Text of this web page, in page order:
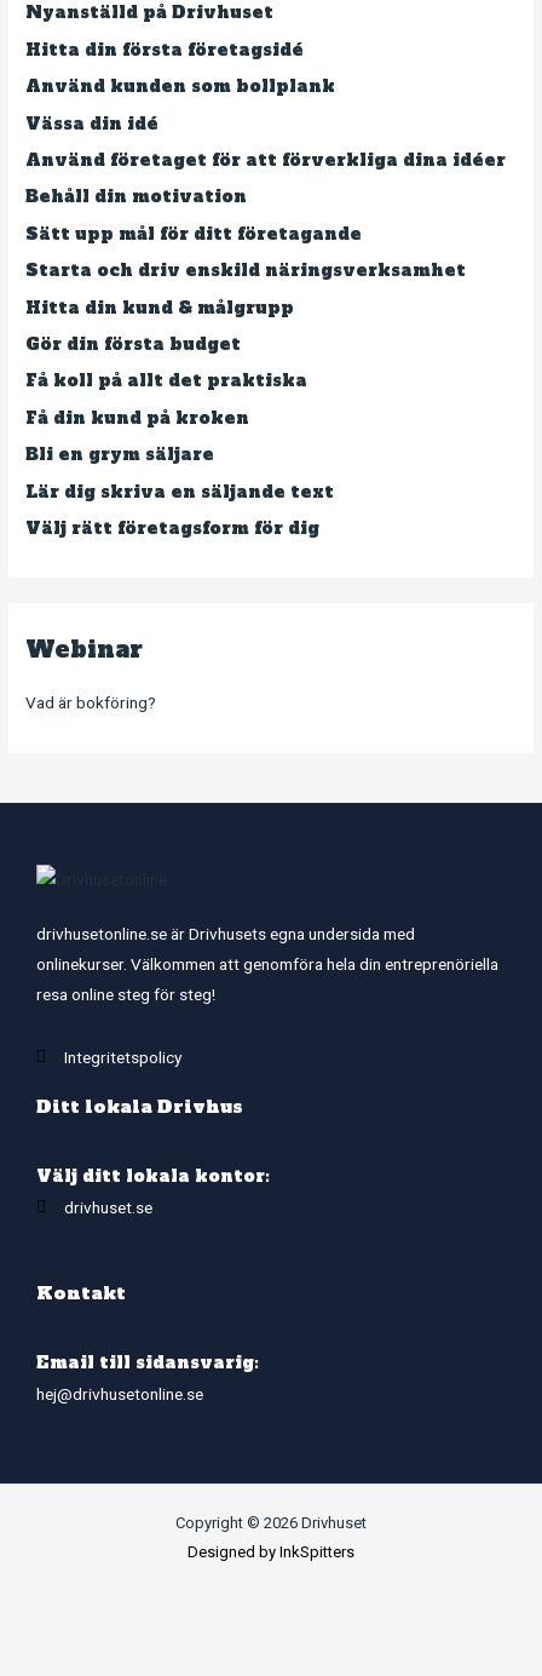
Nyanställd på Drivhuset
Hitta din första företagsidé
Använd kunden som bollplank
Vässa din idé
Använd företaget för att förverkliga dina idéer
Behåll din motivation
Sätt upp mål för ditt företagande
Starta och driv enskild näringsverksamhet
Hitta din kund & målgrupp
Gör din första budget
Få koll på allt det praktiska
Få din kund på kroken
Bli en grym säljare
Lär dig skriva en säljande text
Välj rätt företagsform för dig
Webinar
Vad är bokföring?
drivhusetonline.se är Drivhusets egna undersida med
onlinekurser. Välkommen att genomföra hela din entreprenöriella
resa online steg för steg!
Integritetspolicy
Ditt lokala Drivhus
Välj ditt lokala kontor:
drivhuset.se
Kontakt
Email till sidansvarig:
hej@drivhusetonline.se
Copyright © 2026 Drivhuset
Designed by InkSpitters